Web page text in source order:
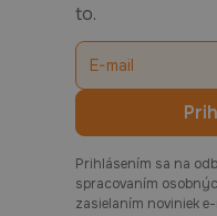
to.
Prihlásením sa na
spracovaním
zasielaním noviniek